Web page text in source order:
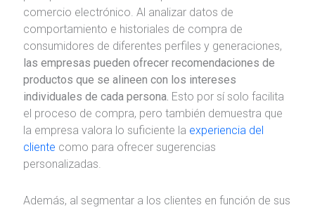
comercio electrónico. Al analizar datos de
comportamiento e historiales de compra de
consumidores de diferentes perfiles y generaciones,
las empresas pueden ofrecer recomendaciones de
productos que se alineen con los intereses
individuales de cada persona. Esto por sí solo facilita
el proceso de compra, pero también demuestra que
la empresa valora lo suficiente la experiencia del
cliente como para ofrecer sugerencias
personalizadas.
Además, al segmentar a los clientes en función de sus